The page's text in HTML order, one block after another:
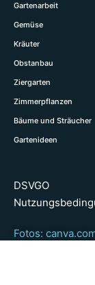
Gartenarbeit
Gemüse
Kräuter
Obstanbau
Ziergarten
Zimmerpflanzen
Bäume und Sträucher
Gartenideen
DSVGO
Fotos: